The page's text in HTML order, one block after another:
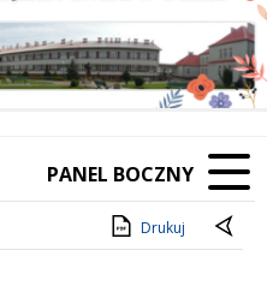
PANEL BOCZNY
Drukuj